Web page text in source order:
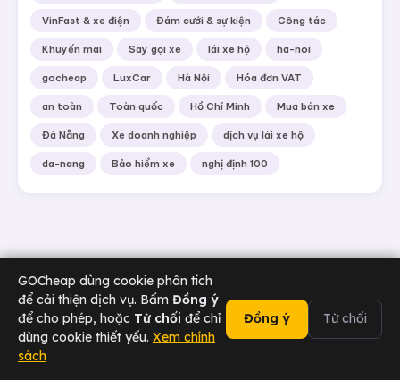
VinFast & xe điện Đám cưới & sự kiện Công tác
Khuyến mãi Say gọi xe lái xe hộ ha-noi
gocheap LuxCar Hà Nội Hóa đơn VAT
an toàn Toàn quốc Hồ Chí Minh Mua bán xe
Đà Nẵng Xe doanh nghiệp dịch vụ lái xe hộ
da-nang Bảo hiểm xe nghị định 100
GOCheap dùng cookie phân tích
để cải thiện dịch vụ. Bấm Đồng ý
để cho phép, hoặc Từ chối để chỉ
dùng cookie thiết yếu. Xem chính
sách
Đồng ý Từ chối